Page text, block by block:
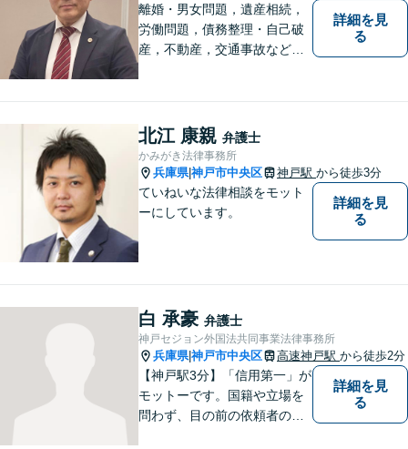
離婚・男女問題，遺産相続，
労働問題，債務整理・自己破
産，不動産，交通事故など生
ら徒歩約３分、大倉山駅から
約9分
詳細を見
る
北江 康親 弁護士
かみがき法律事務所
兵庫県|神戸市中央区 神戸駅 から徒歩3分
ていねいな法律相談をモット
ーにしています。
詳細を見
る
白 承豪 弁護士
神戸セジョン外国法共同事業法律事務所
兵庫県|神戸市中央区 高速神戸駅 から徒歩2分
【神戸駅3分】「信用第一」が
モットーです。国籍や立場を
問わず、目の前の依頼者のた
詳細を見
る